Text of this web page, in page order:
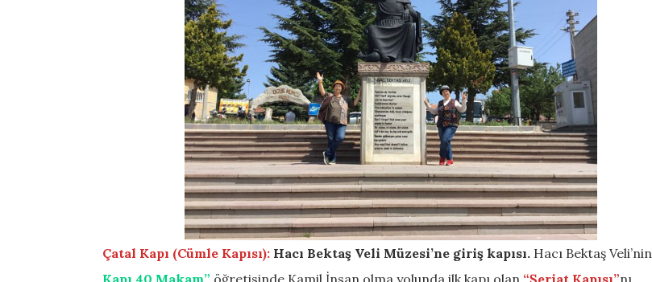
Çatal Kapı (Cümle Kapısı): Hacı Bektaş Veli Müzesi’ne giriş kapısı. Hacı Bektaş Veli’nin
Kapı 40 Makam” öğretisinde Kamil İnsan olma yolunda ilk kapı olan “Şeriat Kapısı”nı